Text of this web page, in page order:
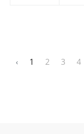
‹ 1 2 3 4